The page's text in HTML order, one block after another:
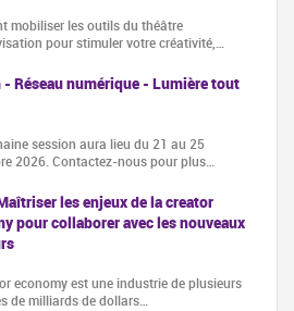
mobiliser les outils du théâtre
pour stimuler votre créativité,…
Réseau numérique - Lumière tout
session aura lieu du 21 au 25
2026. Contactez-nous pour plus…
les enjeux de la creator
pour collaborer avec les nouveaux
economy est une industrie de plusieurs
de milliards de dollars…